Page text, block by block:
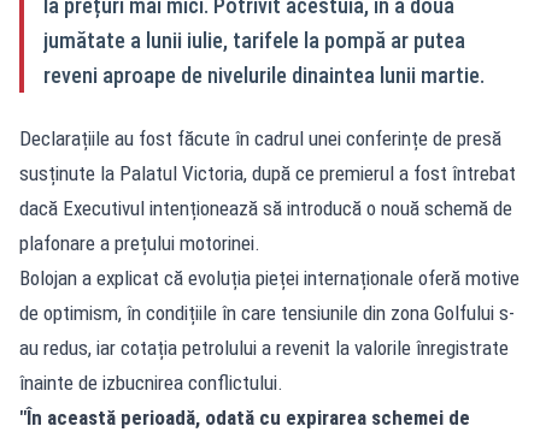
jumătate a lunii iulie, tarifele la pompă ar putea
reveni aproape de nivelurile dinaintea lunii martie.
Declarațiile au fost făcute în cadrul unei conferințe de presă
susținute la Palatul Victoria, după ce premierul a fost întrebat
dacă Executivul intenționează să introducă o nouă schemă de
plafonare a prețului motorinei.
Bolojan a explicat că evoluția pieței internaționale oferă motive
de optimism, în condițiile în care tensiunile din zona Golfului s-
au redus, iar cotația petrolului a revenit la valorile înregistrate
înainte de izbucnirea conflictului.
"În această perioadă, odată cu expirarea schemei de